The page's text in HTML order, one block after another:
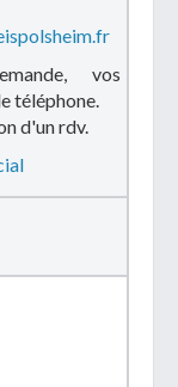
vos
téléphone.
d'un rdv.
ou
j'accepte
par la